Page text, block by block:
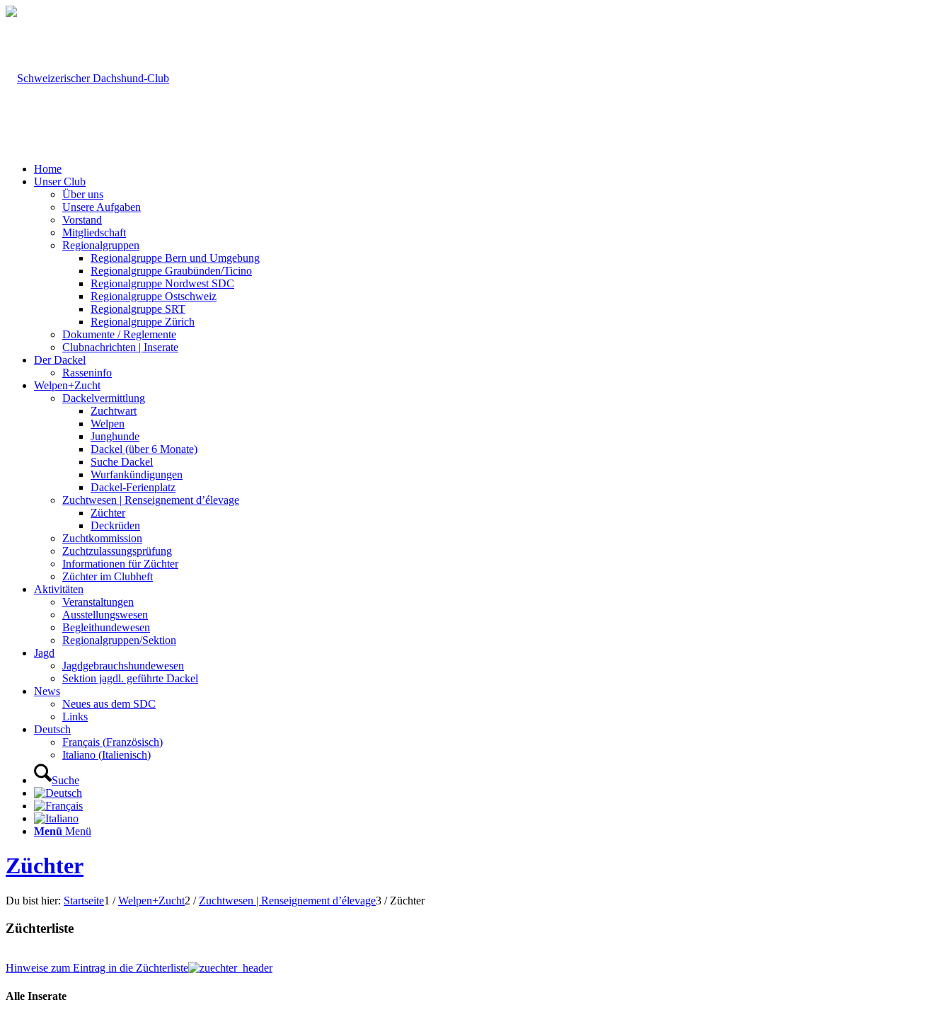
Home
Unser Club
Über uns
Unsere Aufgaben
Vorstand
Mitgliedschaft
Regionalgruppen
Regionalgruppe Bern und Umgebung
Regionalgruppe Graubünden/Ticino
Regionalgruppe Nordwest SDC
Regionalgruppe Ostschweiz
Regionalgruppe SRT
Regionalgruppe Zürich
Dokumente / Reglemente
Clubnachrichten | Inserate
Der Dackel
Rasseninfo
Welpen+Zucht
Dackelvermittlung
Zuchtwart
Welpen
Junghunde
Dackel (über 6 Monate)
Suche Dackel
Wurfankündigungen
Dackel-Ferienplatz
Zuchtwesen | Renseignement d’élevage
Züchter
Deckrüden
Zuchtkommission
Zuchtzulassungsprüfung
Informationen für Züchter
Züchter im Clubheft
Aktivitäten
Veranstaltungen
Ausstellungswesen
Begleithundewesen
Regionalgruppen/Sektion
Jagd
Jagdgebrauchshundewesen
Sektion jagdl. geführte Dackel
News
Neues aus dem SDC
Links
Deutsch
Français (Französisch)
Italiano (Italienisch)
Suche
Menü Menü
Züchter
Du bist hier: Startseite1 / Welpen+Zucht2 / Zuchtwesen | Renseignement d’élevage3 / Züchter
Züchterliste
Hinweise zum Eintrag in die Züchterliste
Alle Inserate